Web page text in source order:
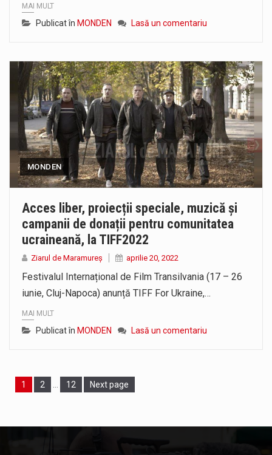
MAI MULT
Publicat în MONDEN Lasă un comentariu
MONDEN
Acces liber, proiecții speciale, muzică și
campanii de donații pentru comunitatea
ucraineană, la TIFF2022
Ziarul de Maramureș aprilie 20, 2022
Festivalul Internațional de Film Transilvania (17 – 26
iunie, Cluj-Napoca) anunță TIFF For Ukraine,…
MAI MULT
Publicat în MONDEN Lasă un comentariu
Page
1 Page
2 … Page
12 Next page